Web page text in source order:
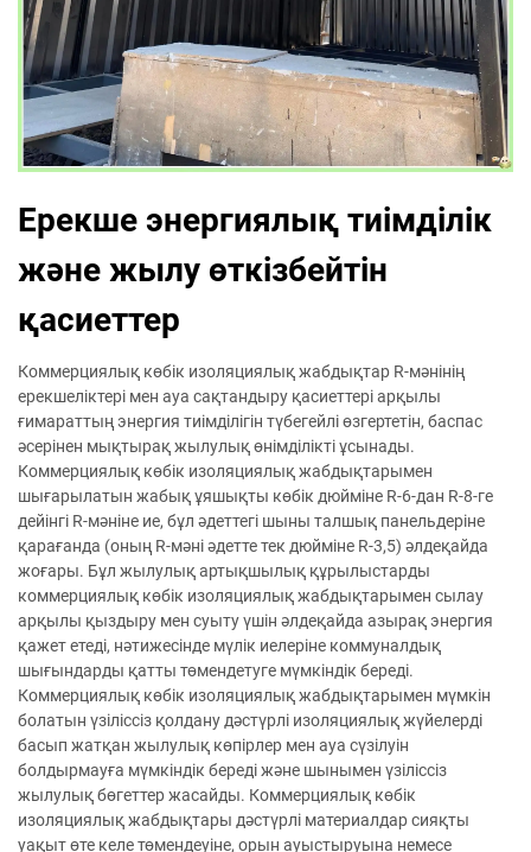
Ерекше энергиялық тиімділік
және жылу өткізбейтін
қасиеттер
Коммерциялық көбік изоляциялық жабдықтар R-мәнінің
ерекшеліктері мен ауа сақтандыру қасиеттері арқылы
ғимараттың энергия тиімділігін түбегейлі өзгертетін, баспас
әсерінен мықтырақ жылулық өнімділікті ұсынады.
Коммерциялық көбік изоляциялық жабдықтарымен
шығарылатын жабық ұяшықты көбік дюйміне R-6-дан R-8-ге
дейінгі R-мәніне ие, бұл әдеттегі шыны талшық панельдеріне
қарағанда (оның R-мәні әдетте тек дюйміне R-3,5) әлдеқайда
жоғары. Бұл жылулық артықшылық құрылыстарды
коммерциялық көбік изоляциялық жабдықтарымен сылау
арқылы қыздыру мен суыту үшін әлдеқайда азырақ энергия
қажет етеді, нәтижесінде мүлік иелеріне коммуналдық
шығындарды қатты төмендетуге мүмкіндік береді.
Коммерциялық көбік изоляциялық жабдықтарымен мүмкін
болатын үзіліссіз қолдану дәстүрлі изоляциялық жүйелерді
басып жатқан жылулық көпірлер мен ауа сүзілуін
болдырмауға мүмкіндік береді және шынымен үзіліссіз
жылулық бөгеттер жасайды. Коммерциялық көбік
изоляциялық жабдықтары дәстүрлі материалдар сияқты
уақыт өте келе төмендеуіне, орын ауыстыруына немесе